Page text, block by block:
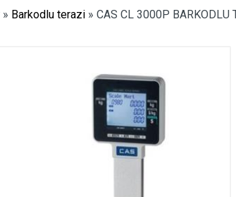
» Barkodlu terazi » CAS CL 3000P BARKODLU